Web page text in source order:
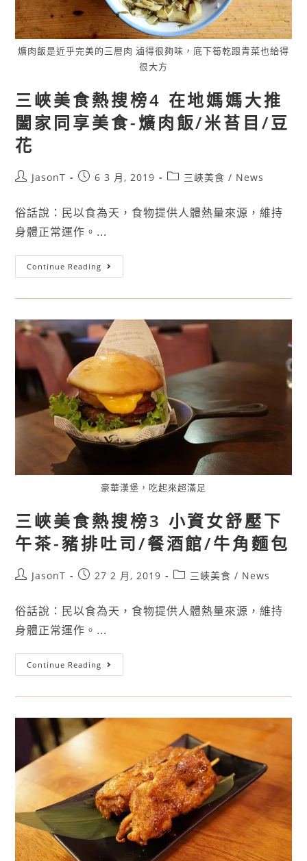
爌肉飯是近乎完美的三層肉 滷得很夠味，底下筍乾跟青菜也給得
很大方
三峽美食熱搜榜4 在地媽媽大推
闔家同享美食-爌肉飯/米苔目/豆
花
JasonT 6 3 月, 2019 三峽美食 / News
俗話說：民以食為天，食物提供人體熱量來源，維持
身體正常運作。...
Continue Reading
豪華漢堡，吃起來超滿足
三峽美食熱搜榜3 小資女舒壓下
午茶-豬排吐司/餐酒館/牛角麵包
JasonT 27 2 月, 2019 三峽美食 / News
俗話說：民以食為天，食物提供人體熱量來源，維持
身體正常運作。...
Continue Reading